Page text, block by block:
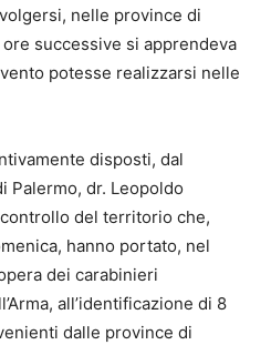
nelle province di
successive si apprendeva
potesse realizzarsi nelle
disposti, dal
Palermo, dr. Leopoldo
del territorio che,
hanno portato, nel
dei carabinieri
all’identificazione di 8
dalle province di